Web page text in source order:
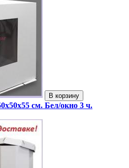
В корзину
см. Бел/окно 3 ч.